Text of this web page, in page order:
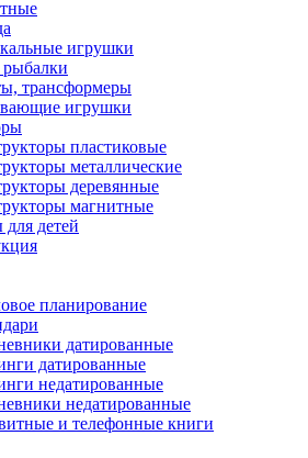
игрушки
трансформеры
игрушки
пластиковые
металлические
деревянные
магнитные
для детей
планирование
датированные
датированные
недатированные
недатированные
и телефонные книги